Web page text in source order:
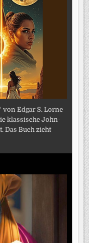
von Edgar S. Lorne
klassische John-
Das Buch zieht